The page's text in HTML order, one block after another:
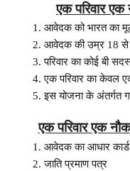
एक परिवार एक
आवेदक को भारत का मूल
आवेदक की उम्र 18 से
परिवार का कोई बी
एक परिवार का केवल
इस योजना के अंतर्गत
एक परिवार एक
आवेदक का आधार कार्ड
जाति प्रमाण पत्र